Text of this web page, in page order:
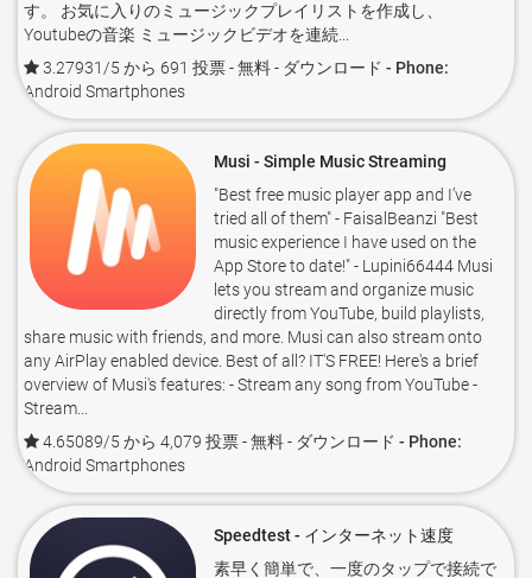
す。 お気に入りのミュージックプレイリストを作成し、
Youtubeの音楽 ミュージックビデオを連続...
3.27931/5 から 691 投票- 無料 - ダウンロード - Phone:
Android Smartphones
Musi - Simple Music Streaming
"Best free music player app and I’ve
tried all of them" - FaisalBeanzi "Best
music experience I have used on the
App Store to date!" - Lupini66444 Musi
lets you stream and organize music
directly from YouTube, build playlists,
share music with friends, and more. Musi can also stream onto
any AirPlay enabled device. Best of all? IT'S FREE! Here's a brief
overview of Musi's features: - Stream any song from YouTube -
Stream...
4.65089/5 から 4,079 投票- 無料 - ダウンロード - Phone:
Android Smartphones
Speedtest - インターネット速度
素早く簡単で、一度のタップで接続で